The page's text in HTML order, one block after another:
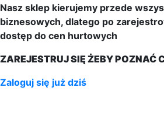
Nasz sklep kierujemy przede
biznesowych, dlatego po
dostęp do cen hurtowych
ZAREJESTRUJ SIĘ ŻEBY POZNAĆ
Zaloguj się już dziś